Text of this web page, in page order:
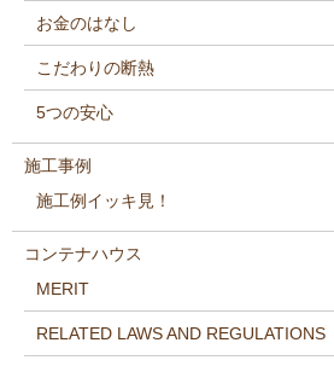
お金のはなし
こだわりの断熱
5つの安心
施工事例
施工例イッキ見！
コンテナハウス
MERIT
RELATED LAWS AND REGULATIONS